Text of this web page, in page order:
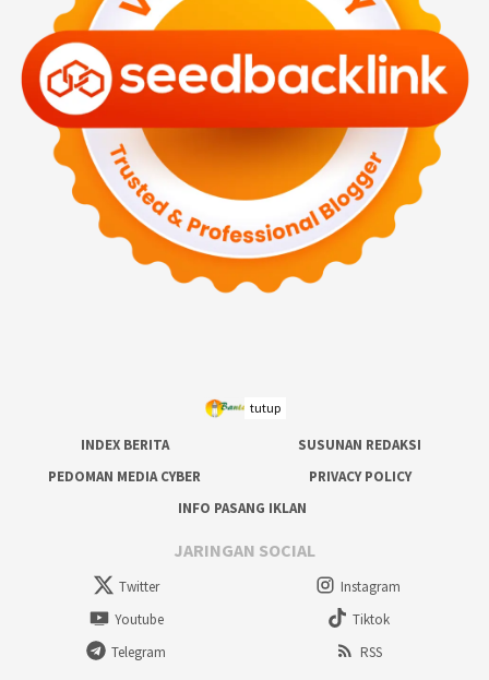
INDEX BERITA
SUSUNAN REDAKSI
PEDOMAN MEDIA CYBER
PRIVACY POLICY
INFO PASANG IKLAN
JARINGAN SOCIAL
Twitter
Instagram
Youtube
Tiktok
Telegram
RSS
tutup